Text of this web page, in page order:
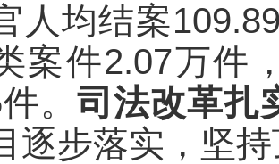
人均结案
案件2.07万件
。 司法改革扎
逐步落实，坚